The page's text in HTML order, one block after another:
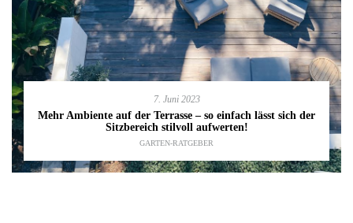
7. Juni 2023
Mehr Ambiente auf der Terrasse – so einfach lässt sich der
Sitzbereich stilvoll aufwerten!
GARTEN-RATGEBER